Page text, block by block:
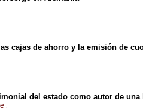
cajas de ahorro y la emisión de
del estado como autor de
,